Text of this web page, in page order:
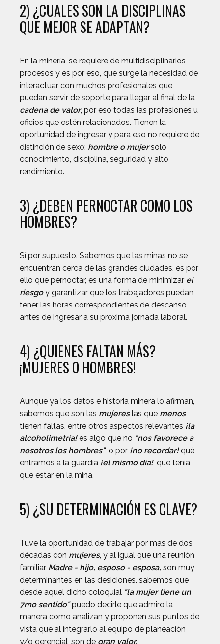
2) ¿CUALES SON LA DISCIPLINAS
QUE MEJOR SE ADAPTAN?
En la minería, se requiere de multidisciplinarios
procesos y es por eso, que surge la necesidad de
interactuar con muchos profesionales que
puedan servir de soporte para llegar al final de la
cadena de valor, por eso todas las profesiones u
oficios que estén relacionados. Tienen la
oportunidad de ingresar y para eso no requiere de
distinción de sexo; hombre o mujersolo
conocimiento, disciplina, seguridad y alto
rendimiento.
3) ¿DEBEN PERNOCTAR COMO LOS
HOMBRES?
Sí por supuesto. Sabemos que las minas no se
encuentran cerca de las grandes ciudades, es por
ello que pernoctar, es una forma de minimizar el
riesgoy garantizar que los trabajadores puedan
tener las horas correspondientes de descanso
antes de ingresar a su próxima jornada laboral.
4) ¿QUIENES FALTAN MÁS?
¡MUJERES O HOMBRES!
Aunque ya los datos e historia minera lo afirman,
sabemos que son las mujereslas que menos
tienen faltas, entre otros aspectos relevantes ¡la
alcoholimetría!es algo que no "nos favorece a
nosotros los hombres", o por ¡no recordar!qué
entramos a la guardia ¡el mismo día!, que tenía
que estar en la mina.
5) ¿SU DETERMINACIÓN ES CLAVE?
Tuve la oportunidad de trabajar por mas de dos
décadas con mujeres, y al igual que una reunión
familiar Madre - hijo, esposo - esposa, son muy
determinantes en las desiciones, sabemos que
desde aquel dicho coloquial "la mujer tiene un
7mo sentido"puedo decirle que admiro la
manera como analizan y proponen sus puntos de
vista que al integrarlo al equipo de planeación
y/o gerencial, son de gran valor.